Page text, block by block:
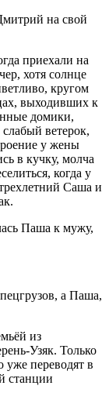
на свой
приехали на
хотя солнце
кругом
выходивших к
домики,
ветерок,
у жены
в кучку, молча
когда у
Саша и
Паша к мужу,
а Паша,
из
Узяк. Только
уже переводят в
станции